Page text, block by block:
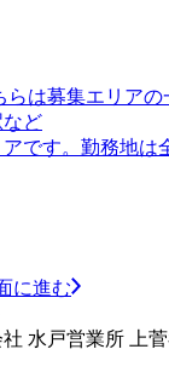
は募集エリアの
ど
です。勤務地は
に進む
水戸営業所 上菅